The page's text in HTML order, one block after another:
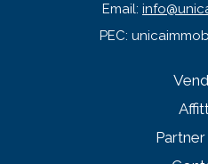
Email:
PEC:
Partner